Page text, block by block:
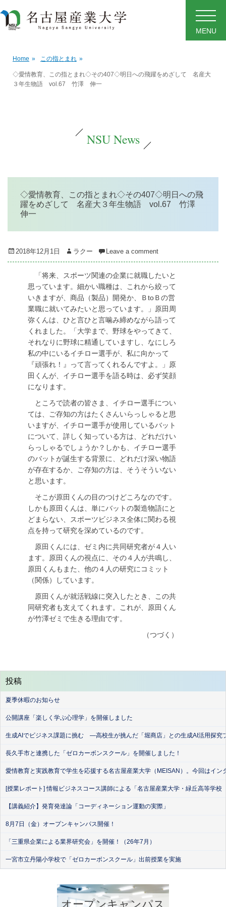
MENU
Home » この指とまれ »
◇愛情教育、この指とまれ◇その407◇明日への飛躍をめざして 名産大
３年生物語 vol.67 竹澤 伸一
NSU News
◇愛情教育、この指とまれ◇その407◇明日への飛
躍をめざして 名産大３年生物語 vol.67 竹澤
伸一
Posted
on
2018年12月1日 Author
ラクー Leave a comment
「将来、スポーツ関連の企業に就職したいと
思っています。細かい職種は、これから絞って
いきますが、商品（製品）開発か、ＢtoＢの営
業職に就いてみたいと思っています。」原田周
弥くんは、ひと言ひと言噛み締めながら語って
くれました。「大学まで、野球をやってきて、
それなりに野球に精通していますし、なにしろ
私の中にいるイチロー選手が、私に向かって
『頑張れ！』って言ってくれるんですよ。」原
田くんが、イチロー選手を語る時は、必ず笑顔
になります。
ところで読者の皆さま、イチロー選手につい
ては、ご存知の方はたくさんいらっしゃると思
いますが、イチロー選手が使用しているバット
について、詳しく知っている方は、どれだけい
らっしゃるでしょうか？しかも、イチロー選手
のバットが誕生する背景に、どれだけ深い物語
が存在するか、ご存知の方は、そうそういない
と思います。
そこが原田くんの目のつけどころなのです。
しかも原田くんは、単にバットの製造物語にと
どまらない、スポーツビジネス全体に関わる視
点を持って研究を深めているのです。
原田くんには、ゼミ内に共同研究者が４人い
ます。原田くんの視点に、その４人が共鳴し、
原田くんもまた、他の４人の研究にコミット
（関係）しています。
原田くんが就活戦線に突入したとき、この共
同研究者も支えてくれます。これが、原田くん
が竹澤ゼミで生きる理由です。
（つづく）
投稿
夏季休暇のお知らせ
公開講座「楽しく学ぶ心理学」を開催しました
生成AIでビジネス課題に挑む ―高校生が挑んだ「堀商店」との生成AI活用探究
長久手市と連携した「ゼロカーボンスクール」を開催しました！
愛情教育と実践教育で学生を応援する名古屋産業大学（MEISAN）。今回はイ
[授業レポート] 情報ビジネスコース講師による「名古屋産業大学・緑丘高等学
【講義紹介】発育発達論「コーディネーション運動の実際」
8月7日（金）オープンキャンパス開催！
「三重県企業による業界研究会」を開催！（26年7月）
一宮市立丹陽小学校で「ゼロカーボンスクール」出前授業を実施
オープンキャンパス